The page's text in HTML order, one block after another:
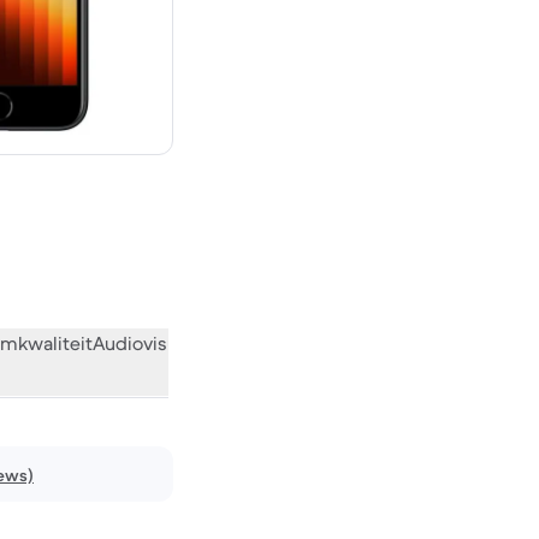
nieuw
Audiovisueel